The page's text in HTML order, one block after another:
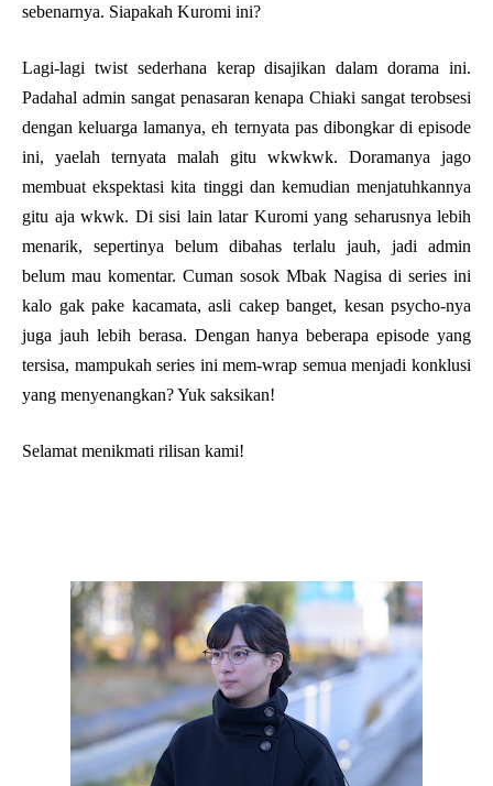
sebenarnya. Siapakah Kuromi ini?
Lagi-lagi twist sederhana kerap disajikan dalam dorama ini.
Padahal admin sangat penasaran kenapa Chiaki sangat terobsesi
dengan keluarga lamanya, eh ternyata pas dibongkar di episode
ini, yaelah ternyata malah gitu wkwkwk. Doramanya jago
membuat ekspektasi kita tinggi dan kemudian menjatuhkannya
gitu aja wkwk. Di sisi lain latar Kuromi yang seharusnya lebih
menarik, sepertinya belum dibahas terlalu jauh, jadi admin
belum mau komentar. Cuman sosok Mbak Nagisa di series ini
kalo gak pake kacamata, asli cakep banget, kesan psycho-nya
juga jauh lebih berasa. Dengan hanya beberapa episode yang
tersisa, mampukah series ini mem-wrap semua menjadi konklusi
yang menyenangkan? Yuk saksikan!
Selamat menikmati rilisan kami!